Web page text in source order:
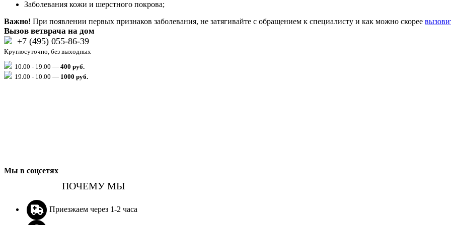
Заболевания кожи и шерстного покрова;
Важно! При появлении первых признаков заболевания, не затягивайте с обращением к специалисту и как можно скорее
Вызов ветврача на дом
+7 (495) 055-86-39
Круглосуточно, без выходных
10.00 - 19.00 — 400 руб.
19.00 - 10.00 — 1000 руб.
Мы в соцсетях
ПОЧЕМУ МЫ
Приезжаем через 1-2 часа